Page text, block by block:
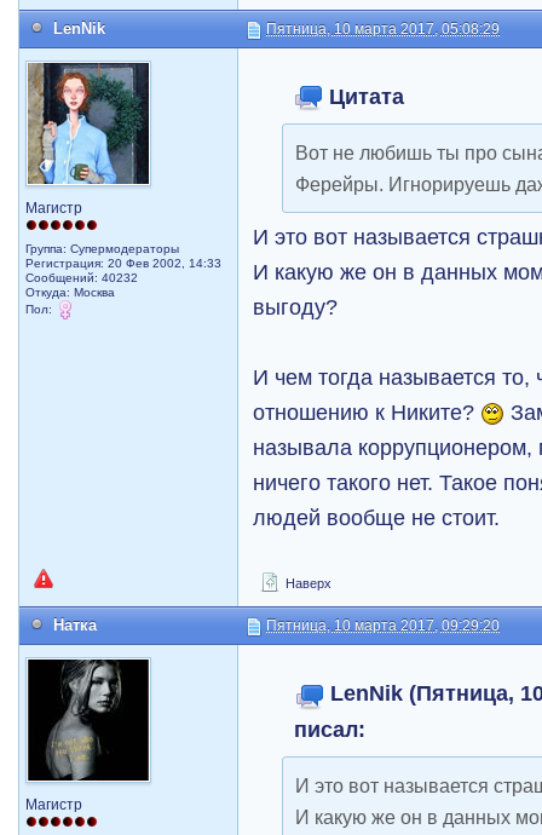
LenNik Пятница, 10 марта 2017, 05:08:29
Магистр
Группа: Супермодераторы
Регистрация: 20 Фев 2002, 14:33
Сообщений: 40232
Откуда: Москва
Пол:
Цитата
Вот не любишь ты про
Ферейры. Игнорируешь
И это вот называется
И какую же он в данных
выгоду?
И чем тогда называется
отношению к Никите?
называла коррупционером,
ничего такого нет. Такое
людей вообще не стоит.
Наверх
Натка Пятница, 10 марта 2017, 09:29:20
Магистр
LenNik (Пятница,
писал:
И это вот называется
И какую же он в данных